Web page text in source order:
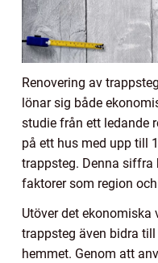
Renovering av
lönar sig både
studie från ett ledande
på ett hus med upp till
trappsteg. Denna siffra
faktorer som region
Utöver det ekonomiska
trappsteg även bidra
hemmet. Genom att